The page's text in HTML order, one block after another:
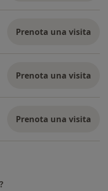
Prenota una visita
Prenota una visita
Prenota una visita